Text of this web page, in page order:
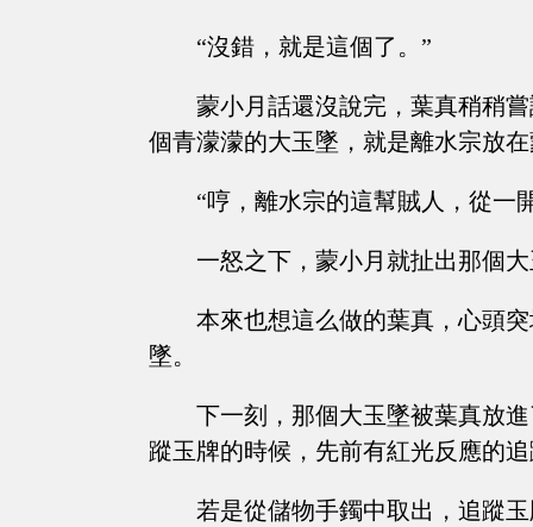
“沒錯，就是這個了。”
蒙小月話還沒說完，葉真稍稍
個青濛濛的大玉墜，就是離水宗放
“哼，離水宗的這幫賊人，從一
一怒之下，蒙小月就扯出那個
本來也想這么做的葉真，心頭
墜。
下一刻，那個大玉墜被葉真放
蹤玉牌的時候，先前有紅光反應的
若是從儲物手鐲中取出，追蹤